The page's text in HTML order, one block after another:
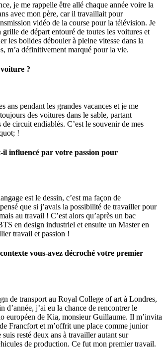
je me rappelle être allé chaque année voire la
avec mon père, car il travaillait pour
vidéo de la course pour la télévision. Je
grille de départ entouré de toutes les voitures et
les bolides débouler à pleine vitesse dans la
m’a définitivement marqué pour la vie.
?
ans pendant les grandes vacances et je me
des voitures dans le sable, partant
circuit endiablés. C’est le souvenir de mes
!
il influencé par votre passion pour
est le dessin, c’est ma façon de
que si j’avais la possibilité de travailler pour
au travail ! C’est alors qu’après un bac
en design industriel et ensuite un Master en
travail et passion !
vous-avez décroché votre premier
de transport au Royal College of art à Londres,
d’année, j’ai eu la chance de rencontrer le
européen de Kia, monsieur Guillaume. Il m’invita
Francfort et m’offrit une place comme junior
resté deux ans à travailler autant sur
de production. Ce fut mon premier travail.